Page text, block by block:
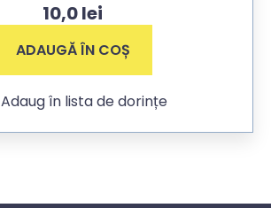
10,0lei
ADAUGĂ ÎN COȘ
Adaug în lista de dorințe